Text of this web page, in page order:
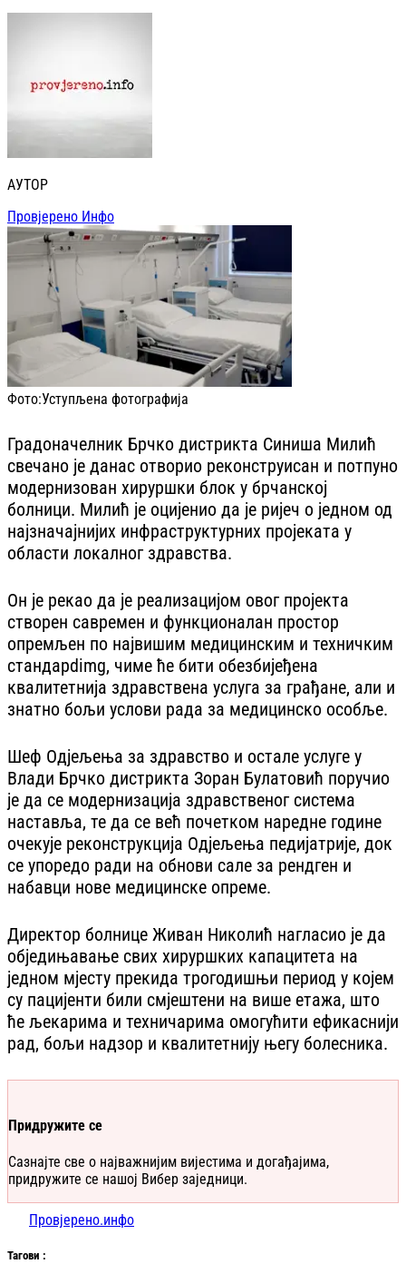
АУТОР
Провјерено Инфо
Фото:Уступљена фотографија
Градоначелник Брчко дистрикта Синиша Милић
свечано је данас отворио реконструисан и потпуно
модернизован хируршки блок у брчанској
болници. Милић је оцијенио да је ријеч о једном од
најзначајнијих инфраструктурних пројеката у
области локалног здравства.
Он је рекао да је реализацијом овог пројекта
створен савремен и функционалан простор
опремљен по највишим медицинским и техничким
стандарdimg, чиме ће бити обезбијеђена
квалитетнија здравствена услуга за грађане, али и
знатно бољи услови рада за медицинско особље.
Шеф Одјељења за здравство и остале услуге у
Влади Брчко дистрикта Зоран Булатовић поручио
је да се модернизација здравственог система
наставља, те да се већ почетком наредне године
очекује реконструкција Одјељења педијатрије, док
се упоредо ради на обнови сале за рендген и
набавци нове медицинске опреме.
Директор болнице Живан Николић нагласио је да
обједињавање свих хируршких капацитета на
једном мјесту прекида трогодишњи период у којем
су пацијенти били смјештени на више етажа, што
ће љекарима и техничарима омогућити ефикаснији
рад, бољи надзор и квалитетнију његу болесника.
Придружите се
Сазнајте све о најважнијим вијестима и догађајима,
придружите се нашој Вибер заједници.
Провјерено.инфо
Тагови :